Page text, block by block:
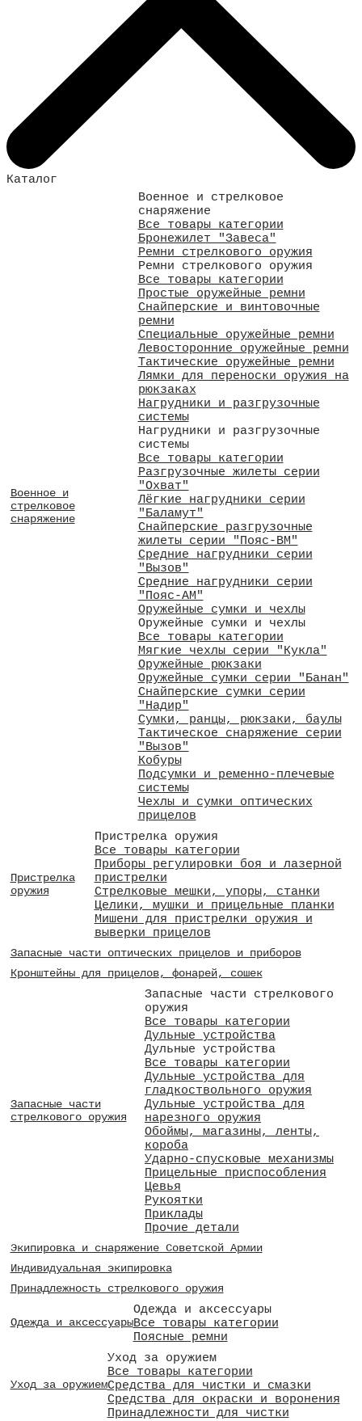
Каталог
Военное и
стрелковое
снаряжение
Военное и стрелковое
снаряжение
Все товары категории
Бронежилет "Завеса"
Ремни стрелкового оружия
Ремни стрелкового оружия
Все товары категории
Простые оружейные ремни
Снайперские и винтовочные
ремни
Специальные оружейные ремни
Левосторонние оружейные ремни
Тактические оружейные ремни
Лямки для переноски оружия на
рюкзаках
Нагрудники и разгрузочные
системы
Нагрудники и разгрузочные
системы
Все товары категории
Разгрузочные жилеты серии
"Охват"
Лёгкие нагрудники серии
"Баламут"
Снайперские разгрузочные
жилеты серии "Пояс-ВМ"
Средние нагрудники серии
"Вызов"
Средние нагрудники серии
"Пояс-АМ"
Оружейные сумки и чехлы
Оружейные сумки и чехлы
Все товары категории
Мягкие чехлы серии "Кукла"
Оружейные рюкзаки
Оружейные сумки серии "Банан"
Снайперские сумки серии
"Надир"
Сумки, ранцы, рюкзаки, баулы
Тактическое снаряжение серии
"Вызов"
Кобуры
Подсумки и ременно-плечевые
системы
Чехлы и сумки оптических
прицелов
Пристрелка
оружия
Пристрелка оружия
Все товары категории
Приборы регулировки боя и лазерной
пристрелки
Стрелковые мешки, упоры, станки
Целики, мушки и прицельные планки
Мишени для пристрелки оружия и
выверки прицелов
Запасные части оптических прицелов и приборов
Кронштейны для прицелов, фонарей, сошек
Запасные части
стрелкового оружия
Запасные части стрелкового
оружия
Все товары категории
Дульные устройства
Дульные устройства
Все товары категории
Дульные устройства для
гладкоствольного оружия
Дульные устройства для
нарезного оружия
Обоймы, магазины, ленты,
короба
Ударно-спусковые механизмы
Прицельные приспособления
Цевья
Рукоятки
Приклады
Прочие детали
Экипировка и снаряжение Советской Армии
Индивидуальная экипировка
Принадлежность стрелкового оружия
Одежда и аксессуары
Одежда и аксессуары
Все товары категории
Поясные ремни
Уход за оружием
Уход за оружием
Все товары категории
Средства для чистки и смазки
Средства для окраски и воронения
Принадлежности для чистки